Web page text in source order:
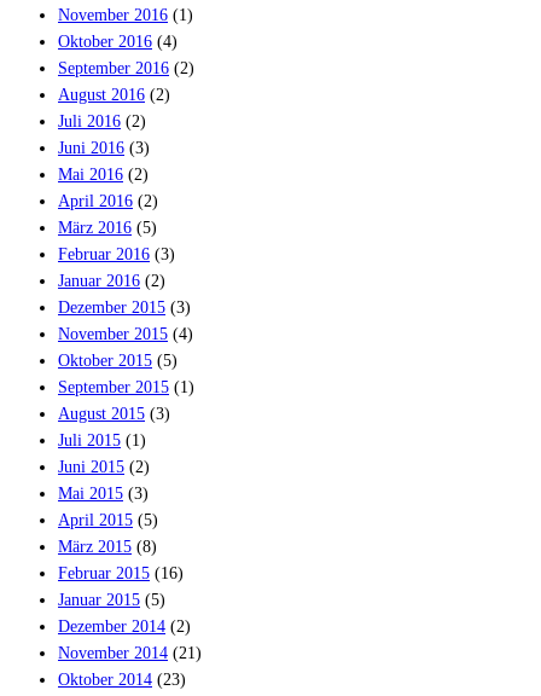
November 2016 (1)
Oktober 2016 (4)
September 2016 (2)
August 2016 (2)
Juli 2016 (2)
Juni 2016 (3)
Mai 2016 (2)
April 2016 (2)
März 2016 (5)
Februar 2016 (3)
Januar 2016 (2)
Dezember 2015 (3)
November 2015 (4)
Oktober 2015 (5)
September 2015 (1)
August 2015 (3)
Juli 2015 (1)
Juni 2015 (2)
Mai 2015 (3)
April 2015 (5)
März 2015 (8)
Februar 2015 (16)
Januar 2015 (5)
Dezember 2014 (2)
November 2014 (21)
Oktober 2014 (23)